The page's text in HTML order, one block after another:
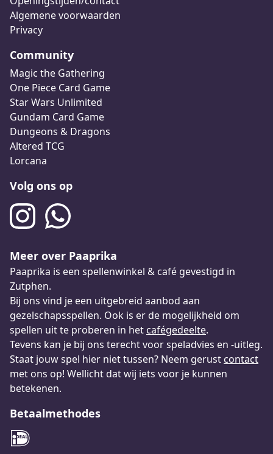
Algemene voorwaarden
Privacy
Community
Magic the Gathering
One Piece Card Game
Star Wars Unlimited
Gundam Card Game
Dungeons & Dragons
Altered TCG
Lorcana
Volg ons op
Meer over Paaprika
Paaprika is een spellenwinkel & café gevestigd in
Zutphen.
Bij ons vind je een uitgebreid aanbod aan
gezelschapsspellen. Ook is er de mogelijkheid om
spellen uit te proberen in het cafégedeelte.
Tevens kan je bij ons terecht voor speladvies en -uitleg.
Staat jouw spel hier niet tussen? Neem gerust contact
met ons op! Wellicht dat wij iets voor je kunnen
betekenen.
Betaalmethodes